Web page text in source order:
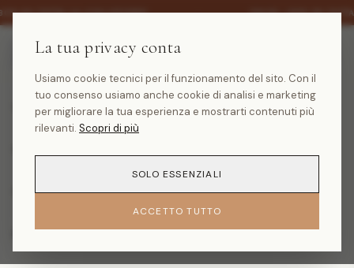
SU TUTTA LA COLLEZIONE · SALDI -30% SU
Domande frequenti
Quanto costa la spedizione?
Come faccio un reso?
Posso avere il rimborso in denaro?
La tua privacy conta
Usiamo cookie tecnici per il funzionamento del sito. Con il
tuo consenso usiamo anche cookie di analisi e marketing
per migliorare la tua esperienza e mostrarti contenuti più
rilevanti. Scopri di più
SOLO ESSENZIALI
ACCETTO TUTTO